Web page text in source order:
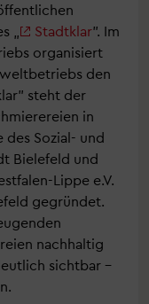
„
Stadtklar”. Im
organisiert
den
steht der
in
des Sozial- und
Bielefeld und
Lippe e.V.
gegründet.
nachhaltig
sichtbar –